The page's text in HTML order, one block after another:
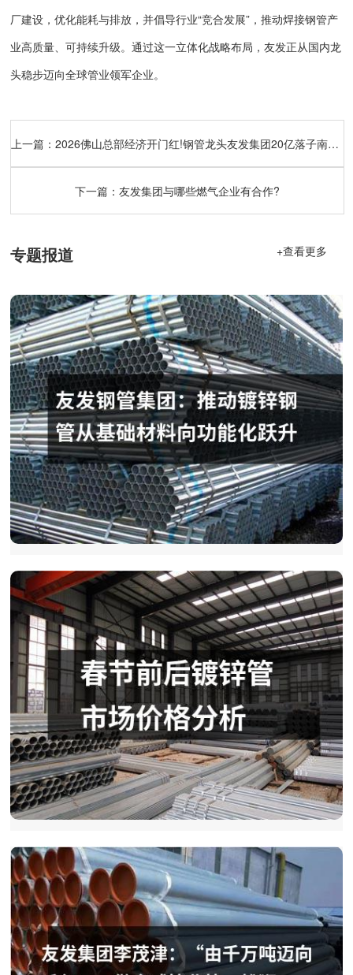
厂建设，优化能耗与排放，并倡导行业“竞合发展”，推动焊接钢管产
业高质量、可持续升级。通过这一立体化战略布局，友发正从国内龙
头稳步迈向全球管业领军企业。
上一篇：2026佛山总部经济开门红!钢管龙头友发集团20亿落子南海，赋能华南产业升级
下一篇： 友发集团与哪些燃气企业有合作?
专题报道 +查看更多
友发钢管集团：推动镀锌钢管从基础材料向功能化跃升
镀锌钢管多被视为建筑与工程领域的基础结构材料，天津
友发钢管集团正通过持续的技术创新与场景深耕，赋予这
春节前后镀锌管市场价格分析
春节前后，镀锌管市场通常呈现&ldquo;节前弱稳、节后试
探性反弹&rdquo;的运行特征。2026年亦不例外：节前受